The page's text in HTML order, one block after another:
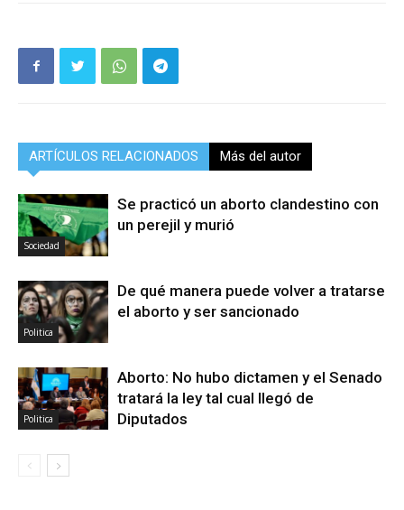
ARTÍCULOS RELACIONADOS Más del autor
Sociedad
Se practicó un aborto clandestino con
un perejil y murió
Politica
De qué manera puede volver a tratarse
el aborto y ser sancionado
Politica
Aborto: No hubo dictamen y el Senado
tratará la ley tal cual llegó de
Diputados